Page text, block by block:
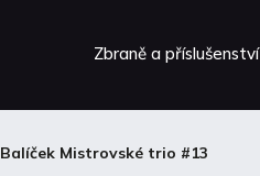
Zbraně a příslušenství
Balíček Mistrovské trio #13